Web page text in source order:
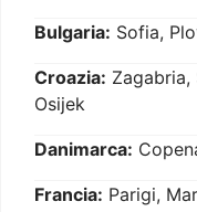
Bulgaria: Sofia,
Croazia: Zagabria,
Osijek
Danimarca:
Francia: Parigi,